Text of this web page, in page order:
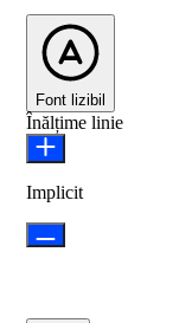
Font lizibil
Înălțime linie
Implicit